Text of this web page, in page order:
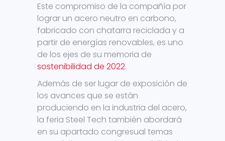
Este compromiso de la compañía por
lograr un acero neutro en carbono,
fabricado con chatarra reciclada y a
partir de energías renovables, es uno
de los ejes de su memoria de
sostenibilidad de 2022.
Además de ser lugar de exposición de
los avances que se están
produciendo en la industria del acero,
la feria Steel Tech también abordará
en su apartado congresual temas